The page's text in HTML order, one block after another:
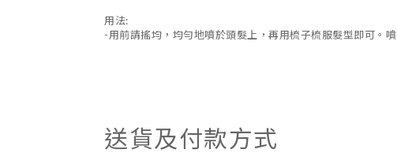
用法:
-用前請搖均，均勻地噴於頭髮上，再用梳子梳服髮型即可。
送貨及付款方式